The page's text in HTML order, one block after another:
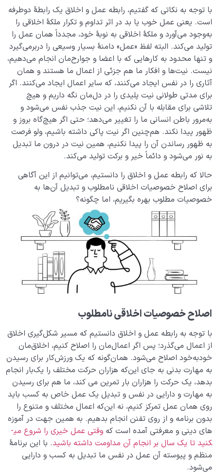
با توجه به نکاتی که گفتیم، رابطه عمل و اخلاق یک رابطۀ دوطرفه
است. یعنی عمل خوب یا بد در اثر تداوم و تکرار ملکۀ اخلاقی را
به‌وجود می‌آورد و ملکۀ اخلاقی به نوبۀ خود، مجدداً همان عمل را
تولید می‌کند. البته لفظ «عمل» دامنۀ بسیار وسیعی را دربرمی‌گیرد
و تنها محدود به کارهایی که با اعضا و جوارح‌مان انجام می‌دهیم،
نیست. نیت‌ها و افکار ما هم جزئی از اعمال ما هستند و همان
آثاری را در نفس ایجاد می‌کنند، که سایر اعمال ایجاد می‌کنند. اگر
برای مدتی طولانی نیت پلیدی را در دل‌مان نگه داریم و هیچ
تلاشی برای مقابله با آن نکنیم، این نیت جذب نفس می‌شود و
به‌مرور باطن انسانی ما را تغییر می‌دهد؛ حتی اگر هیچ‌گاه بروز و
ظهور پیدا نکند. هم‌چنین اگر نیت پاکی داشته باشیم، ولو فرصت
به ظهور رساندن آن را پیدا نکنیم، همین نیت در درون ما تبدیل
به نور می‌شود و دائماً خیر و برکت تولید می‌کند.
حالا که رابطه عمل و اخلاق را دانستیم، می‌توانیم از این آگاهی
برای اصلاح خصوصیات اخلاقی نامطلوب و تبدیل آن‌ها به
خصوصیات مطلوب بهره بگیریم، اما چگونه؟
اصلاح خصوصیات اخلاقی نامطلوب
با توجه به رابطه عمل و اخلاق دانستیم که مسیر شکل‌گیری اخلاق
از اعمال می‌گذرد؛ پس اگر اعمال‌مان را اصلاح کنیم، اخلاق‌مان
خودبه‌خود اصلاح می‌شود. همان‌گونه که یک ورزش‌کار برای رسیدن
به مهارت بدنی به­ جای این‌که هزاران حرکت مختلف را یک‌بار انجام
بدهد، یک حرکت را هزاران بار تمرین می ­کند، ما هم برای رسیدن
به مهارت و دارایی در نفس و تبدیل یک عمل خاص به کسب باید
روی همان عمل تمرکز کنیم، نه این‌که اعمال مختلف و متنوع را
بدون برنامه و از روی تفنن انجام بدهیم. به همین جهت در آموزه
­های دینی و معرفتی آمده است که وقتی عمل خیری را شروع می­
کنید تا یک سال بر انجام آن مداومت داشته باشید. با این برنامۀ
منظم و پیوسته آن عمل در نفس ما تبدیل به کسب و دارایی
می‌شود.